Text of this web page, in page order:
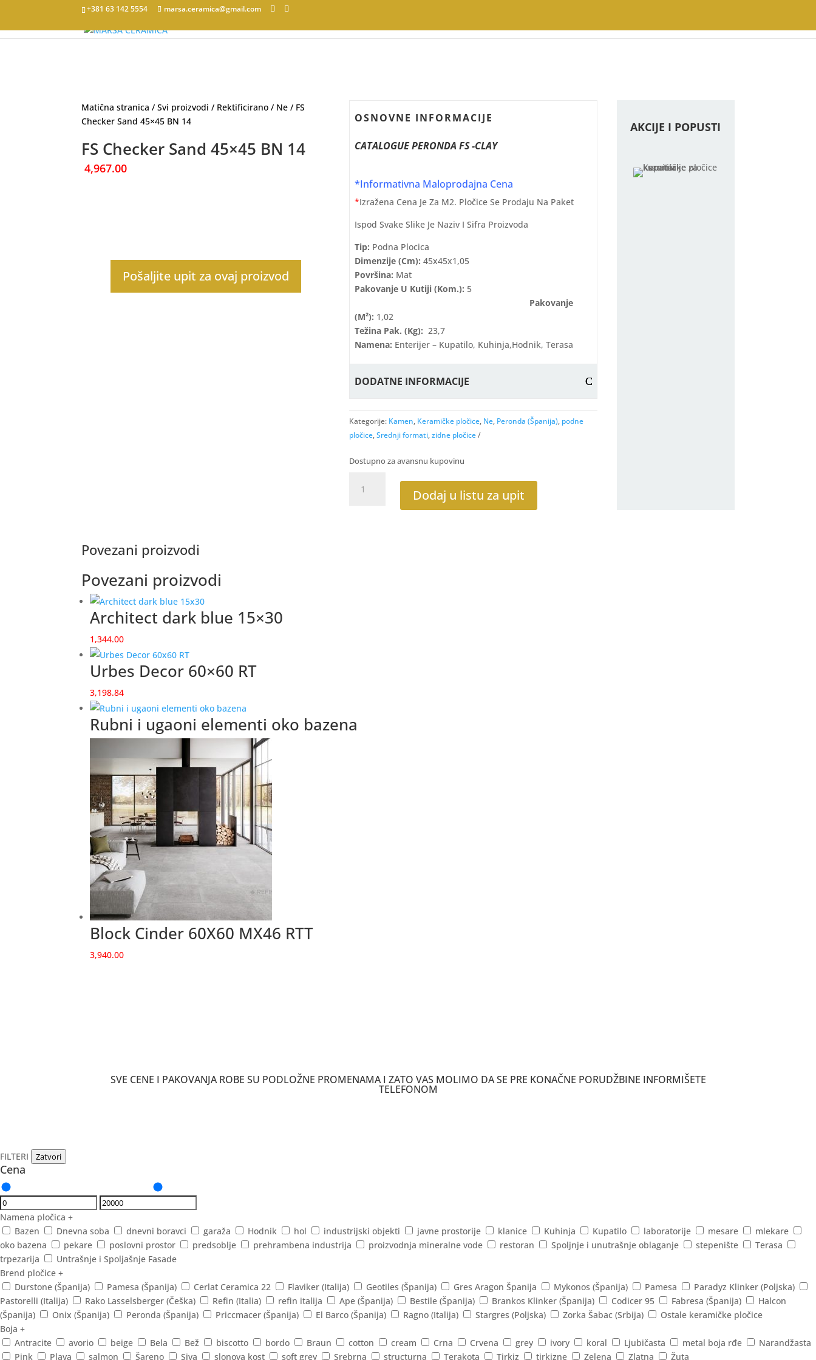
+381 63 142 5554 marsa.ceramica@gmail.com
Matična stranica /Svi proizvodi / Rektificirano / Ne / FS
Checker Sand 45×45 BN 14
FS Checker Sand 45×45 BN 14
4,967.00
Pošaljite upit za ovaj proizvod
OSNOVNE INFORMACIJE
CATALOGUE PERONDA FS -CLAY
*Informativna Maloprodajna Cena
*Izražena Cena Je Za M2. Pločice Se Prodaju Na Paket
Ispod Svake Slike Je Naziv I Sifra Proizvoda
Tip: Podna Plocica
Dimenzije (cm): 45x45x1,05
Površina: Mat
Pakovanje U Kutiji (kom.): 5
Pakovanje
(m²): 1,02
Težina Pak. (kg): 23,7
Namena: Enterijer – Kupatilo, Kuhinja,hodnik, Terasa
DODATNE INFORMACIJE
Kategorije: Kamen, Keramičke pločice, Ne, Peronda (Španija), podne
pločice,Srednji formati,zidne pločice
Dostupno za avansnu kupovinu
Checker
Dodaj u listu za upit
AKCIJE I POPUSTI
Povezani proizvodi
Povezani proizvodi
Architect dark blue 15×30
1,344.00
Urbes Decor 60×60 RT
3,198.84
Rubni i ugaoni elementi oko bazena
Block Cinder 60X60 MX46 RTT
3,940.00
SVE CENE I PAKOVANJA ROBE SU PODLOŽNE PROMENAMA I ZATO VAS MOLIMO DA SE PRE KONAČNE PORUDŽBINE INFORMIŠETE
TELEFONOM
FILTERI Zatvori
Cena
Namena pločica +
Bazen
Dnevna soba dnevni boravci garaža Hodnik hol industrijski objekti javne prostorije klanice Kuhinja Kupatilo laboratorije mesare
mlekare
oko bazena
pekare poslovni prostor predsoblje prehrambena industrija proizvodnja mineralne vode restoran Spoljnje i unutrašnje oblaganje stepenište
Terasa
trpezarija
Untrašnje i Spoljašnje Fasade
Brend pločice +
Durstone (Španija)
Pamesa (Španija) Cerlat Ceramica 22 Flaviker (Italija) Geotiles (Španija) Gres Aragon Španija Mykonos (Španija) Pamesa
Paradyz Klinker (Poljska)
Pastorelli (Italija)
Rako Lasselsberger (Češka) Refin (Italia) refin italija Ape (Španija) Bestile (Španija) Brankos Klinker (Španija) Codicer 95 Fabresa (Španija)
Halcon
(Španija)
Onix (Španija) Peronda (Španija) Priccmacer (Španija) El Barco (Španija) Ragno (Italija) Stargres (Poljska) Zorka Šabac (Srbija)
Ostale keramičke pločice
Boja +
Antracite
avorio beige Bela Bež biscotto bordo Braun cotton cream Crna Crvena grey ivory koral Ljubičasta metal boja rđe
Narandžasta
Pink
Plava salmon Šareno Siva slonova kost soft grey Srebrna structurna Terakota Tirkiz tirkizne Zelena Zlatna Žuta